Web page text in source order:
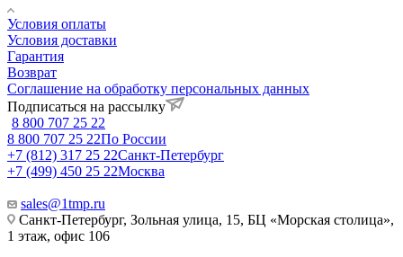
Условия оплаты
Условия доставки
Гарантия
Возврат
Соглашение на обработку персональных данных
Подписаться на рассылку
8 800 707 25 22
8 800 707 25 22По России
+7 (812) 317 25 22Санкт-Петербург
+7 (499) 450 25 22Москва
sales@1tmp.ru
Санкт-Петербург, Зольная улица, 15, БЦ «Морская столица»,
1 этаж, офис 106